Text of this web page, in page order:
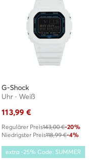
G-Shock
Uhr · Weiß
113,99 €
Regulärer Preis143,00 €-20%
Niedrigster Preis118,99 €-4%
extra -25% Code: SUMMER